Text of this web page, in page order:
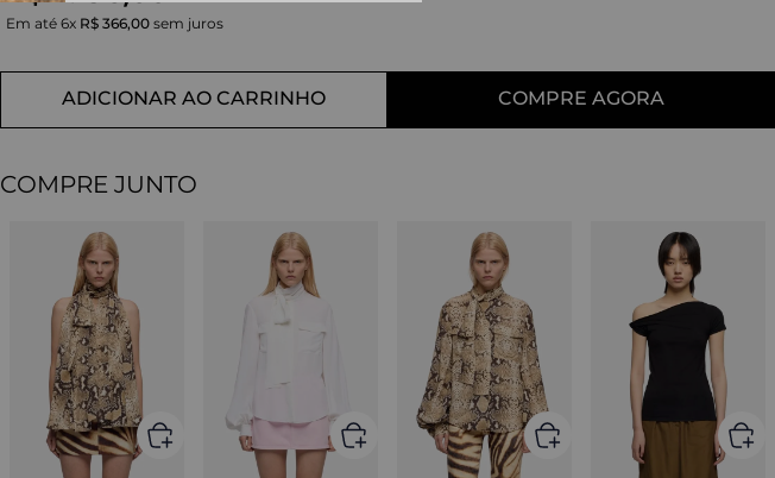
Em até 6x R$ 366,00 sem juros
ADICIONAR AO CARRINHO COMPRE AGORA
COMPRE JUNTO